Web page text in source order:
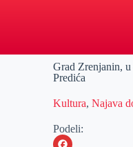
Grad Zrenjanin,
Predića
Kultura,Najava
Podeli: